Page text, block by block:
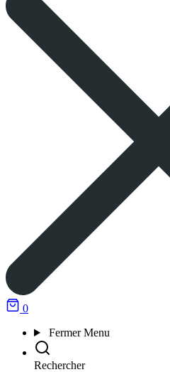
0
Fermer Menu
Rechercher